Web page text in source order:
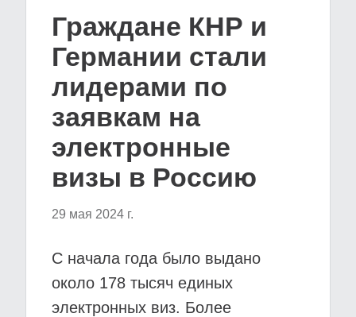
Граждане КНР и
Германии стали
лидерами по
заявкам на
электронные
визы в Россию
29 мая 2024 г.
С начала года было выдано
около 178 тысяч единых
электронных виз. Более